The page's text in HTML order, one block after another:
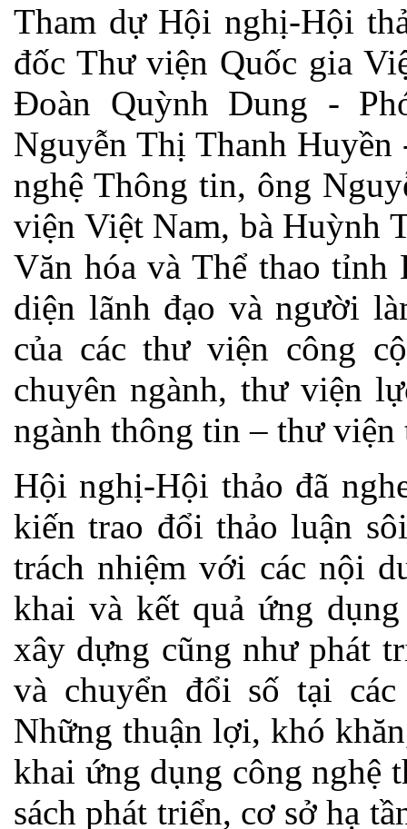
Tham dự Hội nghị-Hội
đốc Thư viện Quốc gia
Đoàn Quỳnh Dung -
Nguyễn Thị Thanh Huyền
nghệ Thông tin, ông
viện Việt Nam, bà Huỳnh
Văn hóa và Thể thao
diện lãnh đạo và người
của các thư viện công
chuyên ngành, thư viện
ngành thông tin – thư viện
Hội nghị-Hội thảo đã
kiến trao đổi thảo luận
trách nhiệm với các nội
khai và kết quả ứng
xây dựng cũng như phát
và chuyển đổi số tại
Những thuận lợi, khó
khai ứng dụng công nghệ
sách phát triển, cơ sở hạ